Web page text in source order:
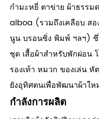
กำมะหยี่ ตาข่าย ผ้าธรร
alboa (รวมถึงเคลือบ ส
นูน บรอนซิ่ง พิมพ์ ฯลฯ)
ชุด เสื้อผ้าสำหรับพักผ่อน
รองเท้า หมวก ของเล่น
ยังอุทิศตนเพื่อพัฒนาผ้าใ
กำลังการผลิต